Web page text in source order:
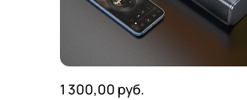
1 300,00 руб.